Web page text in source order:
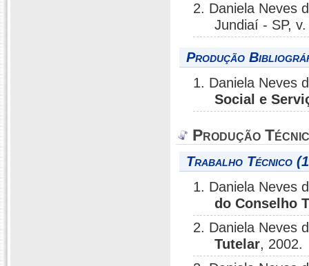
2. Daniela Neves
Jundiaí - SP,
Produção
1. Daniela Neves
Social e
Produção
Trabalho Técnico
1. Daniela Neves
do Conselho
2. Daniela Neves
Tutelar, 2002.